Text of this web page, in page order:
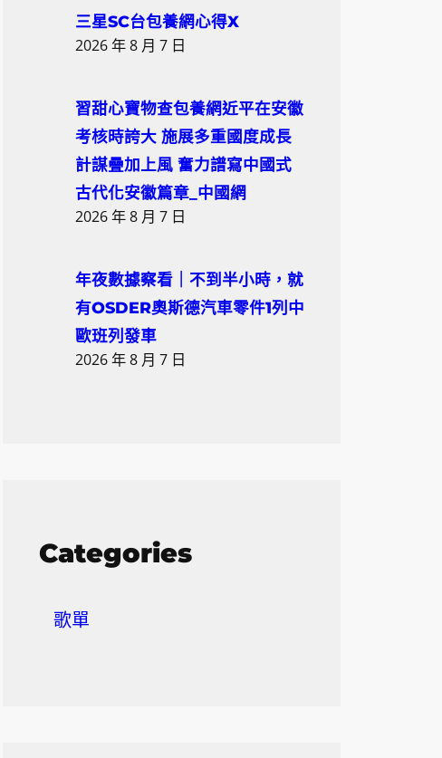
三星SC台包養網心得X
2026 年 8 月 7 日
習甜心寶物查包養網近平在安徽
考核時誇大 施展多重國度成長
計謀疊加上風 奮力譜寫中國式
古代化安徽篇章_中國網
2026 年 8 月 7 日
年夜數據察看｜不到半小時，就
有OSDER奧斯德汽車零件1列中
歐班列發車
2026 年 8 月 7 日
Categories
歌單